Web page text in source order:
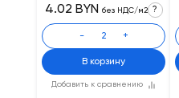
Добавить к сравнению
4.02 BYN без НДС/м2 ?
- +
В корзину